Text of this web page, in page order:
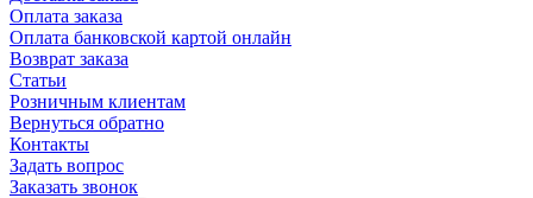
Оплата заказа
Оплата банковской картой онлайн
Возврат заказа
Статьи
Розничным клиентам
Вернуться обратно
Контакты
Задать вопрос
Заказать звонок